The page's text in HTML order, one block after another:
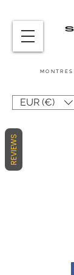
MONTRES
EUR (€)
REVIEWS